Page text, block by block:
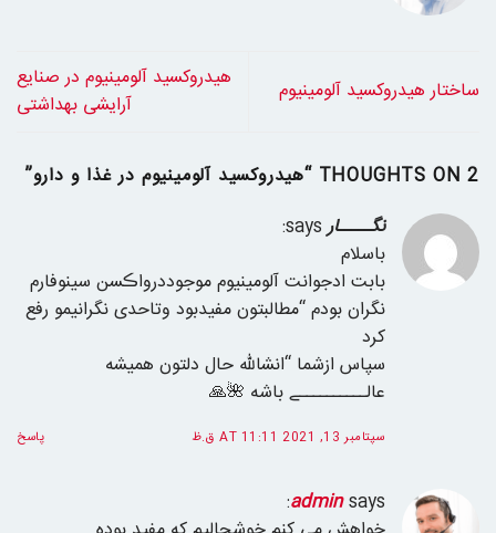
ساختار هیدروکسید آلومینیوم
هیدروکسید آلومینیوم در صنایع
آرایشی بهداشتی
2 THOUGHTS ON “ هیدروکسید آلومینیوم در غذا و دارو”
نگـــــار says:
باسلام
بابت ادجوانت آلومینیوم موجوددرواڪسن سینوفارم
نگران بودم “مطالبتون مفیدبود وتاحدی نگرانیمو رفع
کرد
سپاس ازشما “انشالله حال دلتون همیشه
عالــــــــــے باشه 🌺🙏
سپتامبر 13, 2021 AT 11:11 ق.ظ پاسخ
adminsays: